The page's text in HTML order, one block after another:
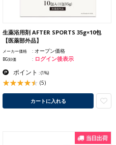
生薬浴用剤 AFTER SPORTS 35g×10包
【医薬部外品】
メーカー価格 オープン価格
BG卸価 ログイン後表示
ポイント :(1%)
(5)
カートに入れる